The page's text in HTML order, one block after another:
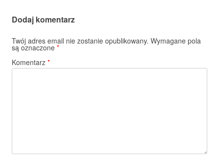
Dodaj komentarz
Twój adres email nie zostanie opublikowany. Wymagane pola
są oznaczone *
Komentarz *